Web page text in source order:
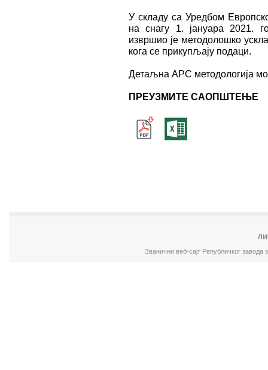
У складу са Уредбом
на снагу 1. јануара 2021.
извршио је методолошко
кога се прикупљају подаци.
Детаљна АРС методологија
ПРЕУЗМИТЕ САОПШТЕЊЕ
Званични веб-сајт Републичког